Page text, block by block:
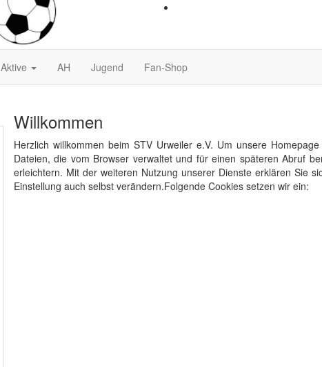
Aktive AH Jugend Fan-Shop
Willkommen
Herzlich willkommen beim STV Urweiler e.V. Um unsere
Dateien, die vom Browser verwaltet und für einen späteren Abruf
erleichtern. Mit der weiteren Nutzung unserer Dienste erklären Sie
Einstellung auch selbst verändern.Folgende Cookies setzen wir ein: